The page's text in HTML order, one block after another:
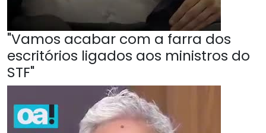
"Vamos acabar com a farra dos
escritórios ligados aos ministros do
STF"